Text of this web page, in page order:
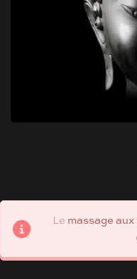
Le massage